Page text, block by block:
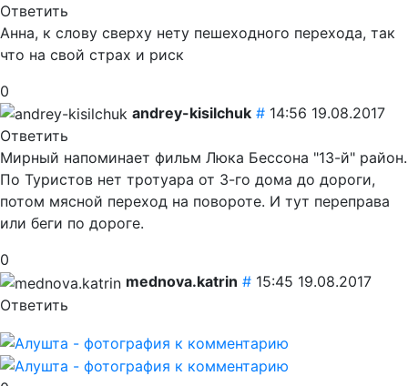
Ответить
Анна, к слову сверху нету пешеходного перехода, так
что на свой страх и риск
0
andrey-kisilchuk # 14:56 19.08.2017
Ответить
Мирный напоминает фильм Люка Бессона "13-й" район.
По Туристов нет тротуара от 3-го дома до дороги,
потом мясной переход на повороте. И тут переправа
или беги по дороге.
0
mednova.katrin # 15:45 19.08.2017
Ответить